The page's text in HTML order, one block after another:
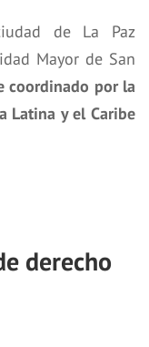
de La Paz
Mayor de San
coordinado por la
Latina y el Caribe
derecho